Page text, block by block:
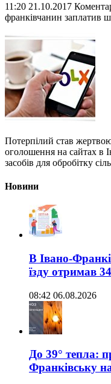
11:20 21.10.2017
франківчанин заплатив
Потерпілий став
оголошення на сайтах в
засобів для обробітку
Новини
В Івано-
їзду отримав
08:42 06.08.2026
До 39° тепла:
Франківську